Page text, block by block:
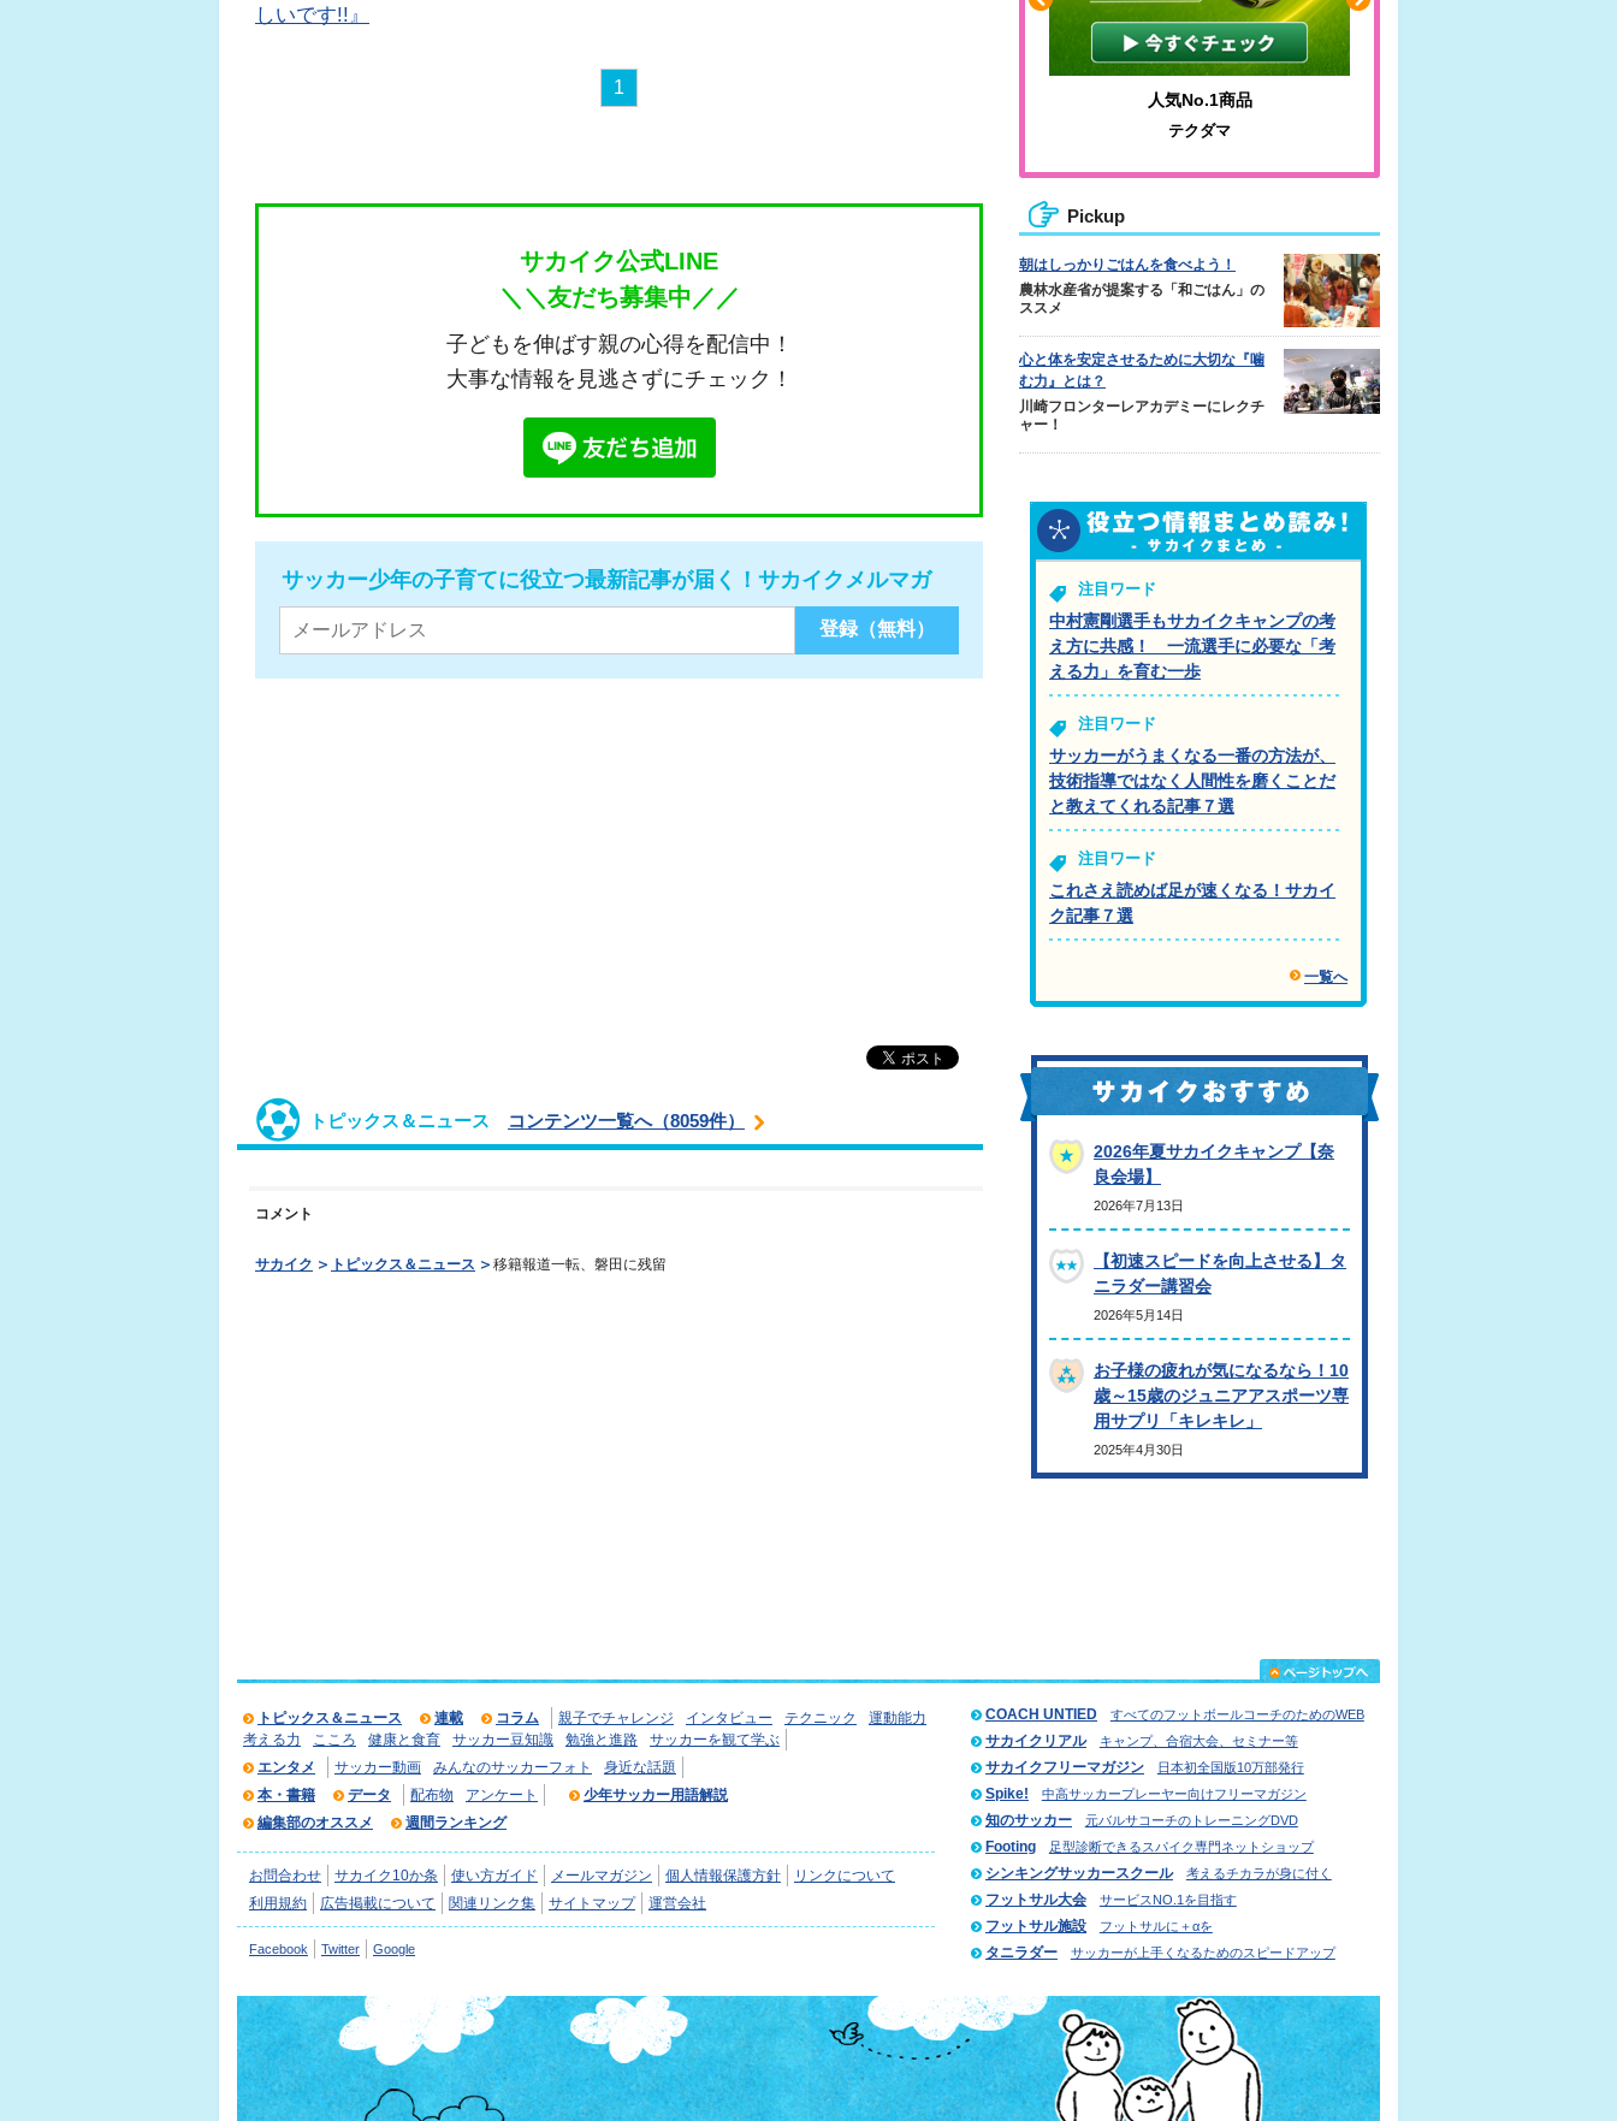
しいです!!』
1
サカイク公式LINE
＼＼友だち募集中／／
子どもを伸ばす親の心得を配信中！
大事な情報を見逃さずにチェック！
サッカー少年の子育てに役立つ最新記事が届く！サカイクメルマガ
トピックス＆ニュース コンテンツ一覧へ（8059件）
コメント
サカイク トピックス＆ニュース 移籍報道一転、磐田に残留
人気No.1商品
テクダマ
Pickup
朝はしっかりごはんを食べよう！
農林水産省が提案する「和ごはん」の
ススメ
心と体を安定させるために大切な『噛
む力』とは？
川崎フロンターレアカデミーにレクチ
ャー！
注目ワード
中村憲剛選手もサカイクキャンプの考
え方に共感！ 一流選手に必要な「考
える力」を育む一歩
注目ワード
サッカーがうまくなる一番の方法が、
技術指導ではなく人間性を磨くことだ
と教えてくれる記事７選
注目ワード
これさえ読めば足が速くなる！サカイ
ク記事７選
一覧へ
2026年夏サカイクキャンプ【奈
良会場】
2026年7月13日
【初速スピードを向上させる】タ
ニラダー講習会
2026年5月14日
お子様の疲れが気になるなら！10
歳～15歳のジュニアアスポーツ専
用サプリ「キレキレ」
2025年4月30日
トピックス＆ニュース 連載 コラム 親子でチャレンジ インタビュー テクニック
運動能力
考える力
こころ 健康と食育 サッカー豆知識 勉強と進路
サッカーを観て学ぶ
エンタメ
サッカー動画 みんなのサッカーフォト
身近な話題
本・書籍
データ 配布物 アンケート
少年サッカー用語解説
編集部のオススメ
週間ランキング
お問合わせ サカイク10か条 使い方ガイド メールマガジン 個人情報保護方針
リンクについて
利用規約
広告掲載について 関連リンク集 サイトマップ 運営会社
Facebook Twitter Google
COACH UNTIED すべてのフットボールコーチのためのWEB
サカイクリアル キャンプ、合宿大会、セミナー等
サカイクフリーマガジン 日本初全国版10万部発行
Spike! 中高サッカープレーヤー向けフリーマガジン
知のサッカー 元バルサコーチのトレーニングDVD
Footing 足型診断できるスパイク専門ネットショップ
シンキングサッカースクール 考えるチカラが身に付く
フットサル大会 サービスNO.1を目指す
フットサル施設 フットサルに＋αを
タニラダー サッカーが上手くなるためのスピードアップ